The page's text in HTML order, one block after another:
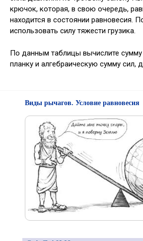
крючок, которая, в свою очередь,
находится в состоянии равновесия.
использовать силу тяжести грузика.
По данным таблицы вычислите
планку и алгебраическую сумму сил,
Виды рычагов. Условие равновесия